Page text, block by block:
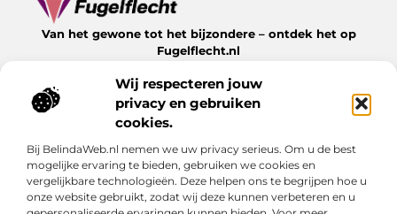
Wij respecteren jouw
privacy en gebruiken
cookies.
Bij BelindaWeb.nl nemen we uw privacy serieus. Om u de best
mogelijke ervaring te bieden, gebruiken we cookies en
vergelijkbare technologieën. Deze helpen ons te begrijpen hoe u
onze website gebruikt, zodat wij deze kunnen verbeteren en u
Van het gewone tot het bijzondere – ontdek het op
Fugelflecht.nl
leven te bieden heeft.
Bericht categorie
Onze informatie